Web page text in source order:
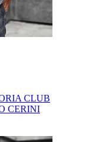
CLUB
CERINI